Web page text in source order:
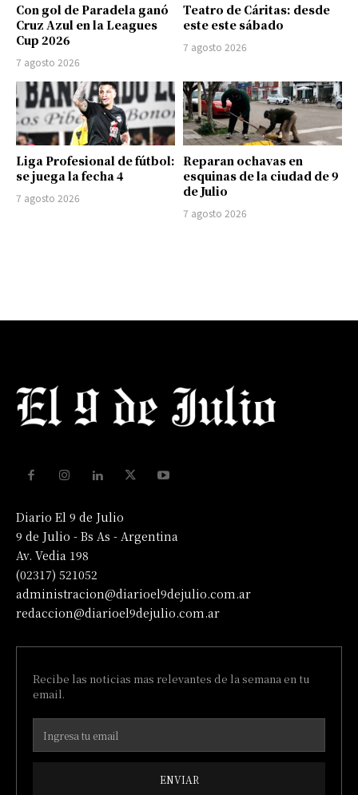
Con gol de Paradela ganó
Cruz Azul en la Leagues
Cup 2026
7 agosto 2026
Teatro de Cáritas: desde
este este sábado
7 agosto 2026
Liga Profesional de fútbol:
se juega la fecha 4
7 agosto 2026
Reparan ochavas en
esquinas de la ciudad de 9
de Julio
7 agosto 2026
Diario El 9 de Julio
9 de Julio - Bs As - Argentina
Av. Vedia 198
(02317) 521052
administracion@diarioel9dejulio.com.ar
redaccion@diarioel9dejulio.com.ar
Recibe las noticias mas relevantes de la semana en tu
email.
ENVIAR